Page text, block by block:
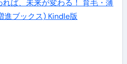
ば、未来が変わる！ 育毛・薄
進ブックス) Kindle版